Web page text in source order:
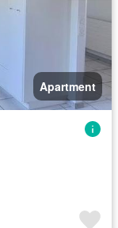
Apartment